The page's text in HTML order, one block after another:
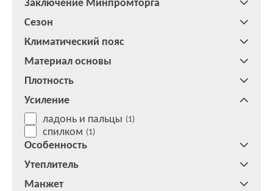
Сезон
Климатический пояс
Материал основы
Плотность
Усиление
ладонь и пальцы (1)
спилком (1)
Особенность
Утеплитель
Манжет